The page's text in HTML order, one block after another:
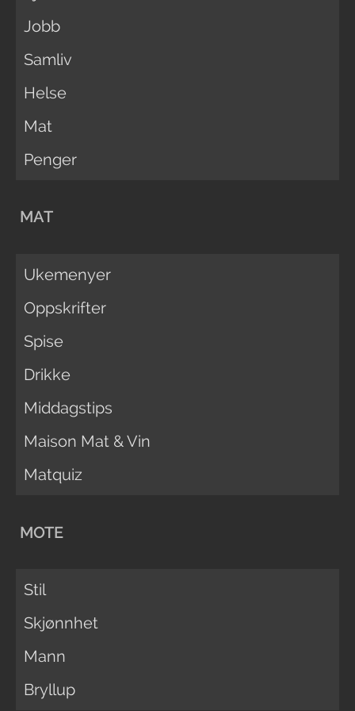
Jobb
Samliv
Helse
Mat
Penger
MAT
Ukemenyer
Oppskrifter
Spise
Drikke
Middagstips
Maison Mat & Vin
Matquiz
MOTE
Stil
Skjønnhet
Mann
Bryllup